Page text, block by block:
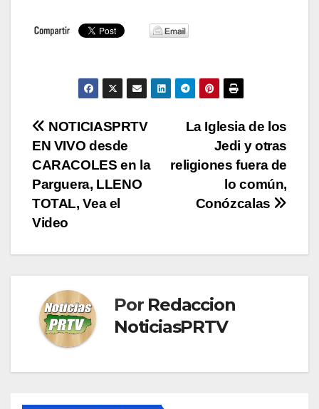
Navegación
de
entradas
La Iglesia de los
Jedi y otras
religiones fuera de
lo común,
Conózcalas
NOTICIASPRTV
EN VIVO desde
CARACOLES en la
Parguera, LLENO
TOTAL, Vea el
Video
Por Redaccion
NoticiasPRTV